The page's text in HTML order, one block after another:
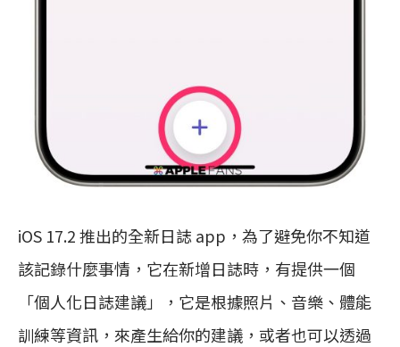
iOS 17.2 推出的全新日誌 app，為了避免你不知道
該記錄什麼事情，它在新增日誌時，有提供一個
「個人化日誌建議」，它是根據照片、音樂、體能
訓練等資訊，來產生給你的建議，或者也可以透過